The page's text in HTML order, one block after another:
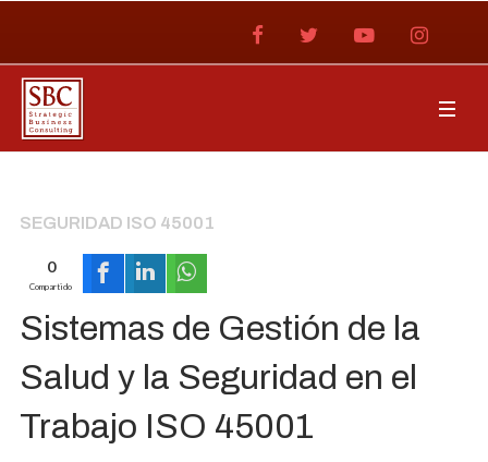
SEGURIDAD ISO 45001
0
Compartido
Sistemas de Gestión de la
Salud y la Seguridad en el
Trabajo ISO 45001